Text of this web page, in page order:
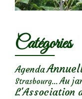
Catégories
Agenda
Strasbourg... Au
L'Association